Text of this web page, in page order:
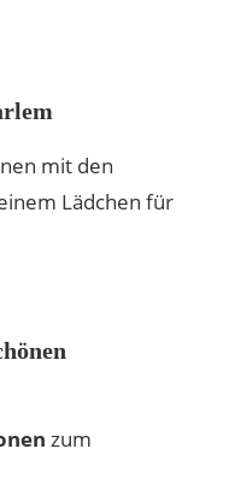
mit den
Lädchen für
zum